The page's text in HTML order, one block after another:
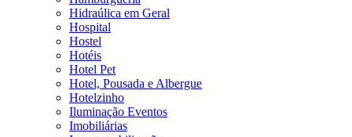
Hidraúlica em Geral
Hospital
Hostel
Hotéis
Hotel Pet
Hotel, Pousada e Albergue
Hotelzinho
Iluminação Eventos
Imobiliárias